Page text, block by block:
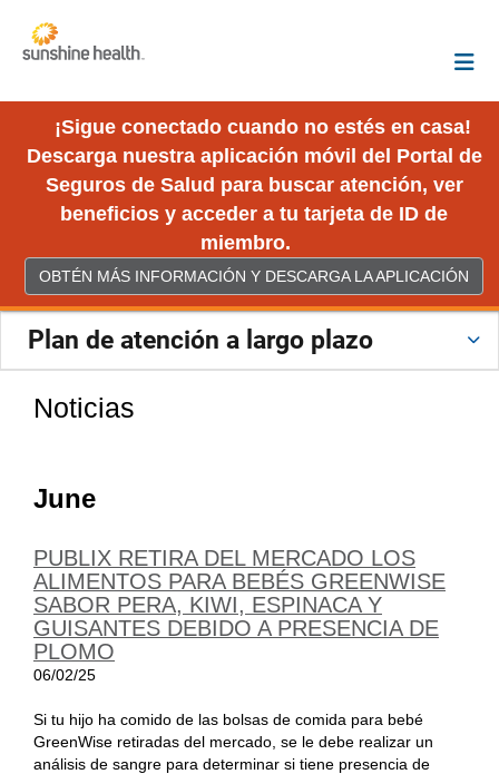
¡Sigue conectado cuando no estés en casa!
Descarga nuestra aplicación móvil del Portal de
Seguros de Salud para buscar atención, ver
beneficios y acceder a tu tarjeta de ID de
miembro.
OBTÉN MÁS INFORMACIÓN Y DESCARGA LA APLICACIÓN
Plan de atención a largo plazo
Noticias
June
PUBLIX RETIRA DEL MERCADO LOS
ALIMENTOS PARA BEBÉS GREENWISE
SABOR PERA, KIWI, ESPINACA Y
GUISANTES DEBIDO A PRESENCIA DE
PLOMO
06/02/25
Si tu hijo ha comido de las bolsas de comida para bebé
GreenWise retiradas del mercado, se le debe realizar un
análisis de sangre para determinar si tiene presencia de